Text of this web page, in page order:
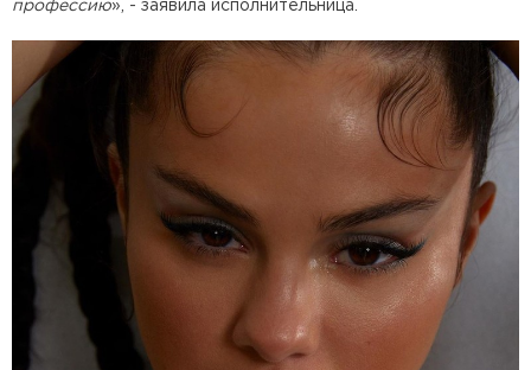
профессию», - заявила исполнительница.